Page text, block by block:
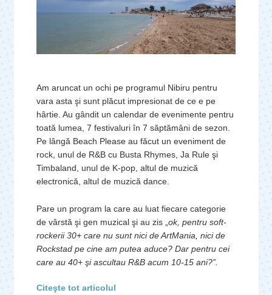
Am aruncat un ochi pe programul Nibiru pentru
vara asta şi sunt plăcut impresionat de ce e pe
hârtie. Au gândit un calendar de evenimente pentru
toată lumea, 7 festivaluri în 7 săptămâni de sezon.
Pe lângă Beach Please au făcut un eveniment de
rock, unul de R&B cu Busta Rhymes, Ja Rule şi
Timbaland, unul de K-pop, altul de muzică
electronică, altul de muzică dance.
Pare un program la care au luat fiecare categorie
de vârstă şi gen muzical şi au zis „ ok, pentru soft-
rockerii 30+ care nu sunt nici de ArtMania, nici de
Rockstad pe cine am putea aduce? Dar pentru cei
care au 40+ şi ascultau R&B acum 10-15 ani?”.
Citeşte tot articolul